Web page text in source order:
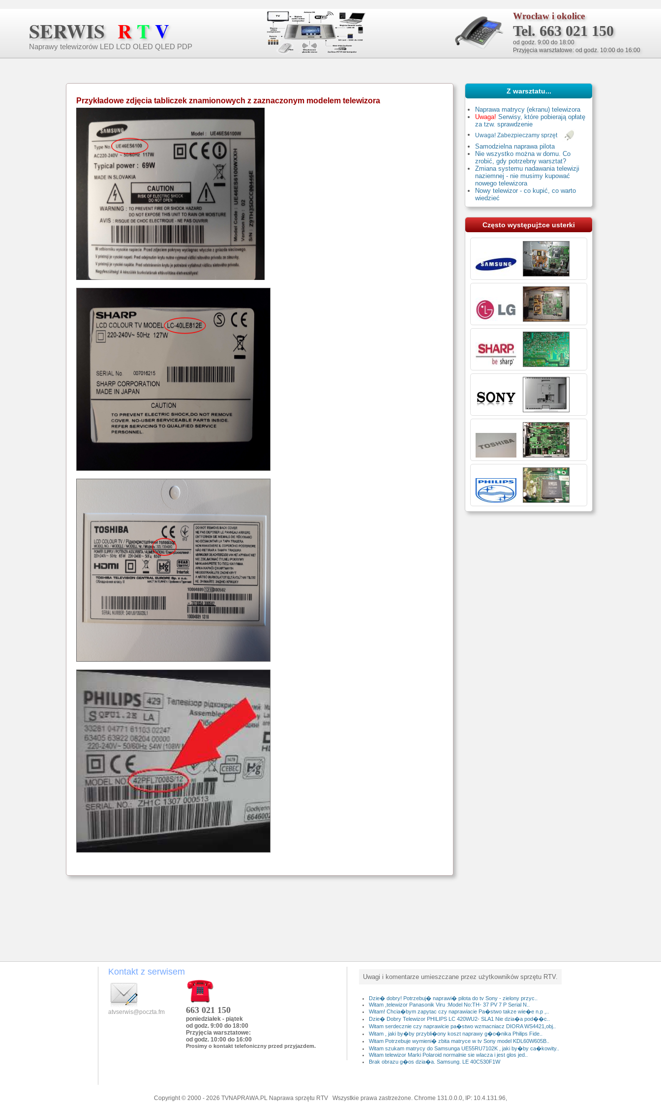
SERWIS RTV
Naprawy telewizorów LED LCD OLED QLED PDP
Wrocław i okolice
Tel. 663 021 150
od godz. 9:00 do 18:00
Przyjęcia warsztatowe: od godz. 10:00 do 16:00
Przykładowe zdjęcia tabliczek znamionowych z zaznaczonym modelem telewizora
Z warsztatu...
Naprawa matrycy (ekranu) telewizora
Uwaga! Serwisy, które pobierają opłatę
za tzw. sprawdzenie
Uwaga! Zabezpieczamy sprzęt
Samodzielna naprawa pilota
Nie wszystko można w domu. Co
zrobić, gdy potrzebny warsztat?
Zmiana systemu nadawania telewizji
naziemnej - nie musimy kupować
nowego telewizora
Nowy telewizor - co kupić, co warto
wiedzieć
Często występuj±ce usterki
Kontakt z serwisem
atvserwis@poczta.fm 663 021 150
poniedziałek - piątek
od godz. 9:00 do 18:00
Przyjęcia warsztatowe:
od godz. 10:00 do 16:00
Prosimy o kontakt telefoniczny przed przyjazdem.
Uwagi i komentarze umieszczane przez użytkowników sprzętu RTV.
Dzie� dobry! Potrzebuj� naprawi� pilota do tv Sony - zielony przyc..
Witam ,telewizor Panasonik Viru :Model No:TH- 37 PV 7 P Serial N..
Witam! Chcia�bym zapytac czy naprawiacie Pa�stwo takze wie�e n.p ,..
Dzie� Dobry Telewizor PHILIPS LC 420WU2- SLA1 Nie dzia�a pod��c..
Witam serdecznie czy naprawicie pa�stwo wzmacniacz DIORA WS4421,obj..
Witam , jaki by�by przybli�ony koszt naprawy g�o�nika Philips Fide..
Witam Potrzebuje wymieni� zbita matryce w tv Sony model KDL60W605B..
Witam szukam matrycy do Samsunga UE55RU7102K , jaki by�by ca�kowity..
Witam telewizor Marki Polaroid normalnie sie wlacza i jest glos jed..
Brak obrazu g�os dzia�a. Samsung. LE 40C530F1W
Copyright © 2000 - 2026 TVNAPRAWA.PL Naprawa sprzętu RTV Wszystkie prawa zastrzeżone. Chrome 131.0.0.0, IP: 10.4.131.96,